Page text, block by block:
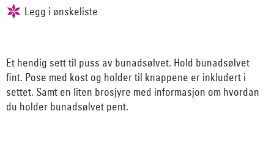
Et hendig sett til puss av bunadsølvet. Hold bunadsølvet
fint. Pose med kost og holder til knappene er inkludert i
settet. Samt en liten brosjyre med informasjon om hvordan
du holder bunadsølvet pent.